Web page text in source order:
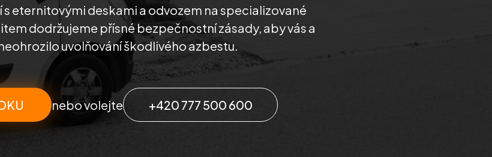
eternitovými deskami a odvozem na specializované
dodržujeme přísné bezpečnostní zásady, aby vás a
uvolňování škodlivého azbestu.
nebo volejte +420 777 500 600